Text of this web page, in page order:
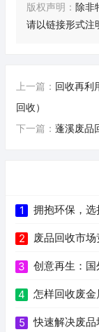
版权声明： 除非
请以链接形式注
上一篇： 回收再利
回收）
下一篇： 蓬溪废品
1 拥抱环保，选
2 废品回收市场
3 创意再生：国
4 怎样回收废金
5 快速解决废